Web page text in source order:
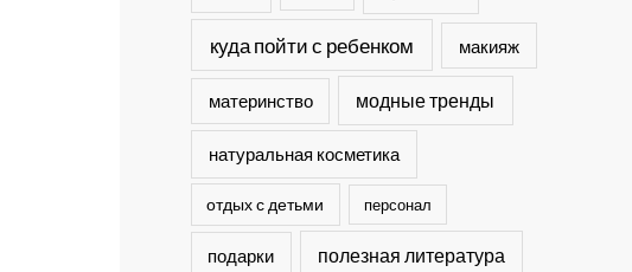
куда пойти с ребенком макияж
материнство модные тренды
натуральная косметика
отдых с детьми персонал
подарки полезная литература